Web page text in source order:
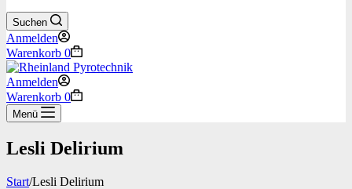
Suchen
Anmelden
Warenkorb 0
Anmelden
Warenkorb 0
Menü
Lesli Delirium
Start/Lesli Delirium